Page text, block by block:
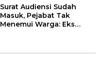
Surat Audiensi Sudah
Masuk, Pejabat Tak
Menemui Warga: Eks